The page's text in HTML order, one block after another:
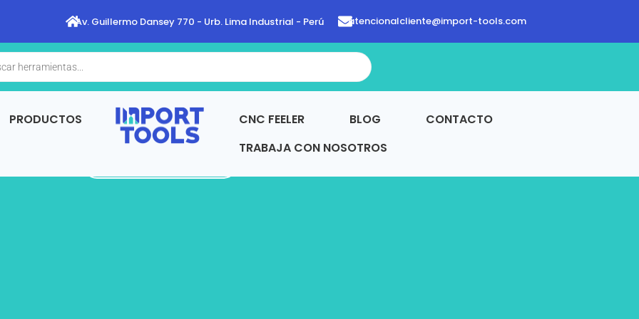
Av. Guillermo Dansey 770 - Urb. Lima Industrial - Perú atencionalcliente@import-tools.com
PRODUCTOS CNC FEELER BLOG
CONTACTO
TRABAJA CON NOSOTROS